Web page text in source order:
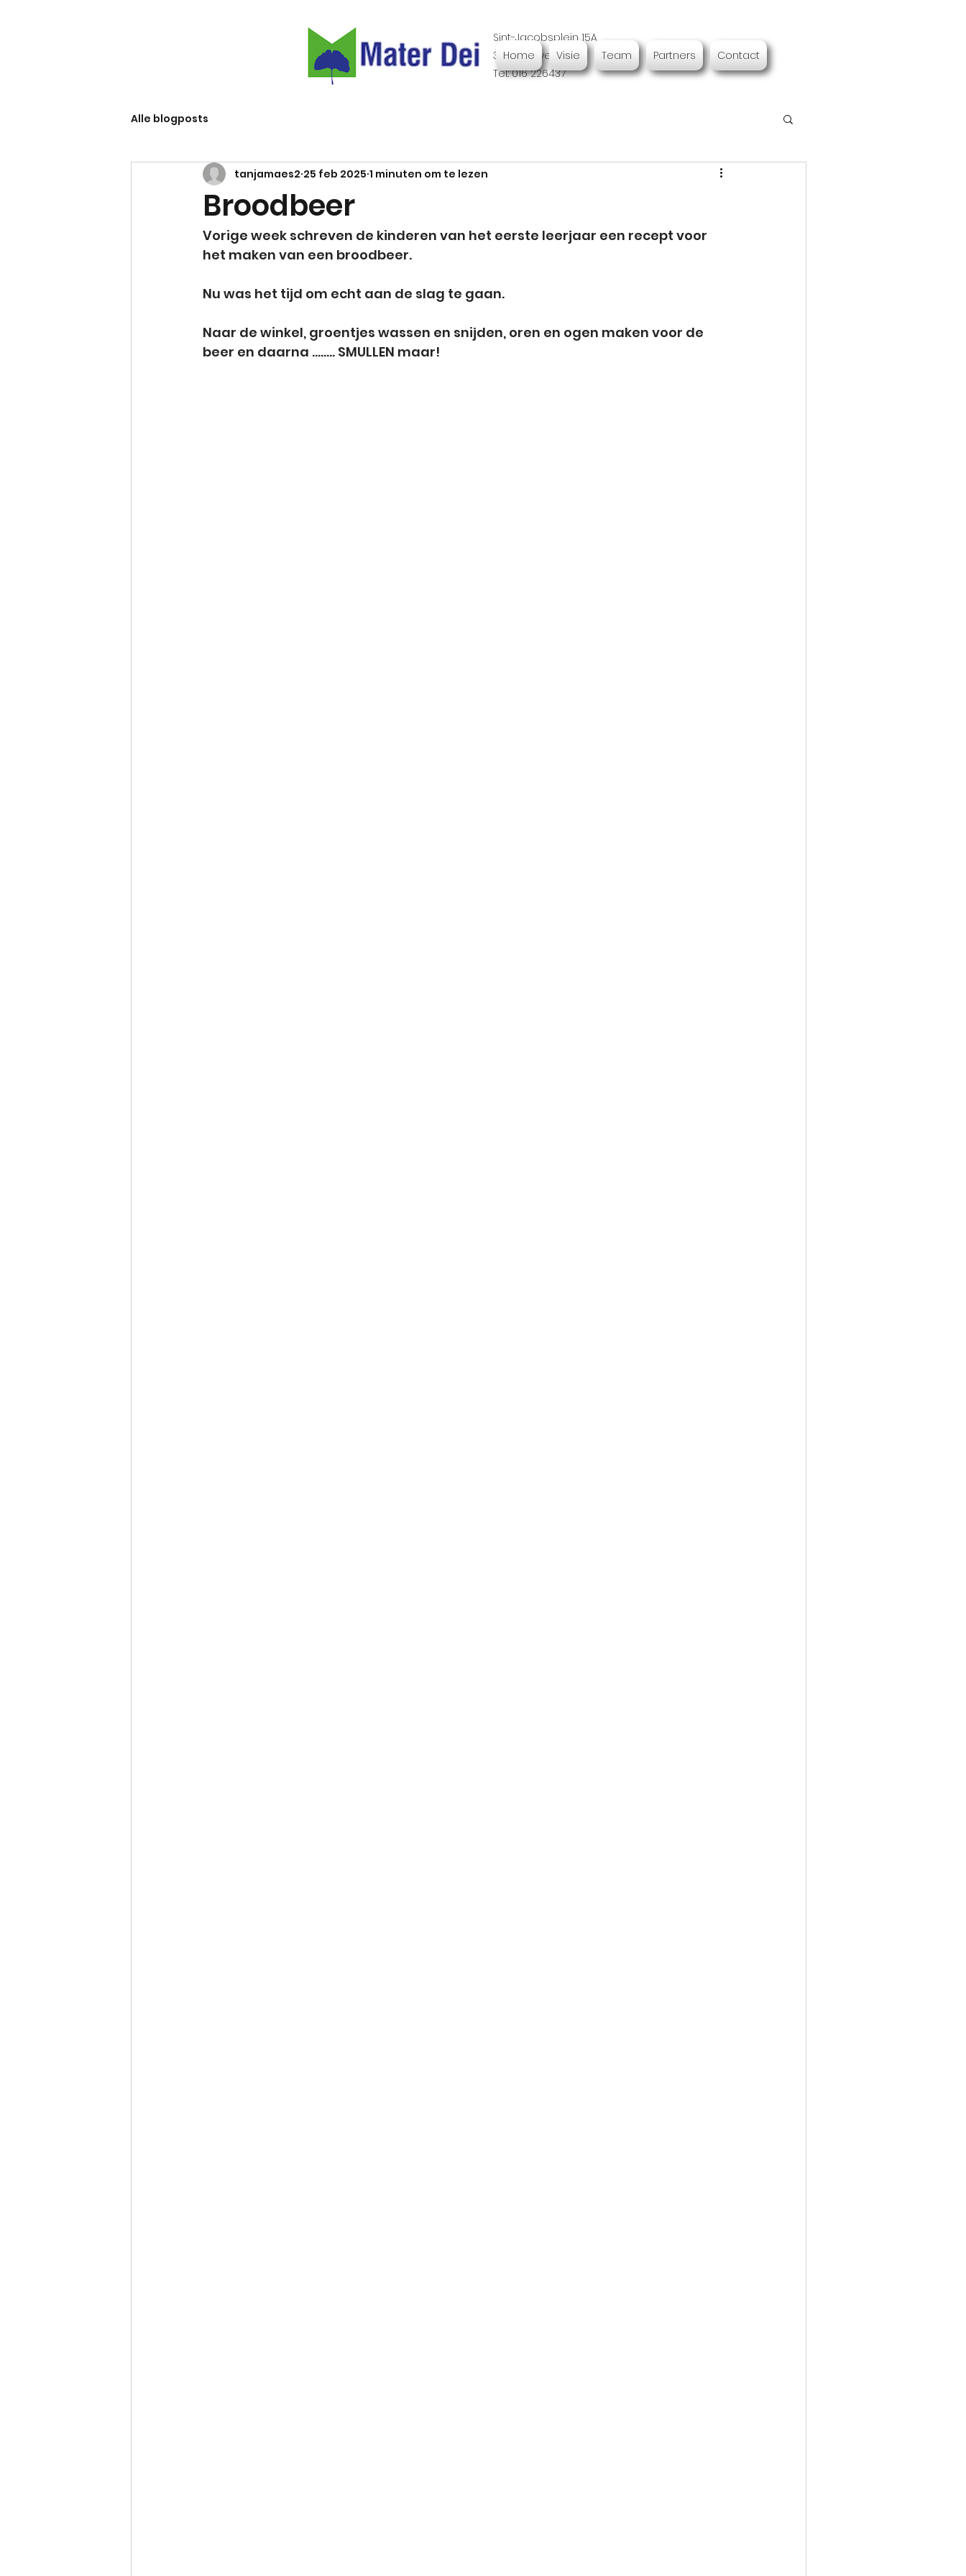
Sint-Jacobsplein 15A
3000 Leuven
Tel.: 016 226437
Home Visie Team Partners Contact
Alle blogposts
Broodbeer
tanjamaes2 25 feb 2025 1 minuten om te lezen
Vorige week schreven de kinderen van het eerste leerjaar een recept voor
het maken van een broodbeer.
Nu was het tijd om echt aan de slag te gaan.
Naar de winkel, groentjes wassen en snijden, oren en ogen maken voor de
beer en daarna ........ SMULLEN maar!